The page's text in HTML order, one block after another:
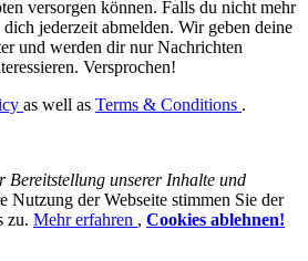
versorgen können. Falls du nicht mehr
jederzeit abmelden. Wir geben deine
und werden dir nur Nachrichten
Versprochen!
as well as Terms & Conditions .
Bereitstellung unserer Inhalte und
Nutzung der Webseite stimmen Sie der
zu. Mehr erfahren , Cookies ablehnen!